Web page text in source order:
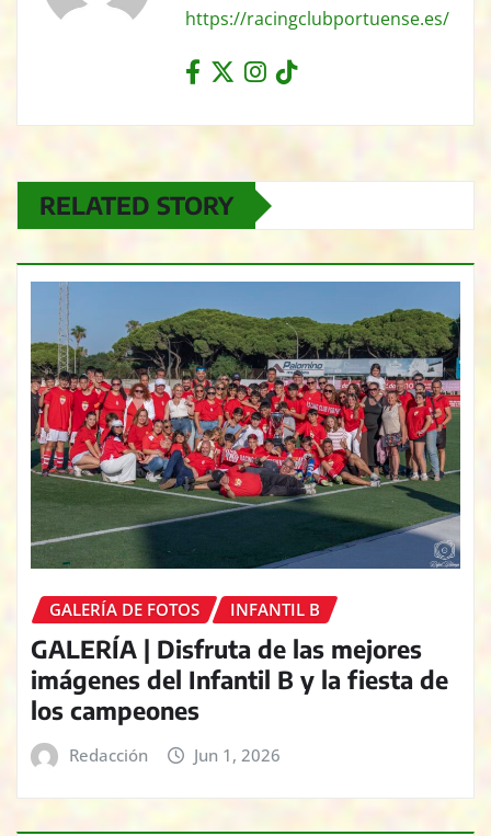
https://racingclubportuense.es/
RELATED STORY
GALERÍA DE FOTOS INFANTIL B
GALERÍA | Disfruta de las mejores
imágenes del Infantil B y la fiesta de
los campeones
Redacción Jun 1, 2026